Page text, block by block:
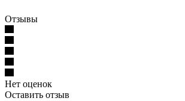
Отзывы
Нет оценок
Оставить отзыв